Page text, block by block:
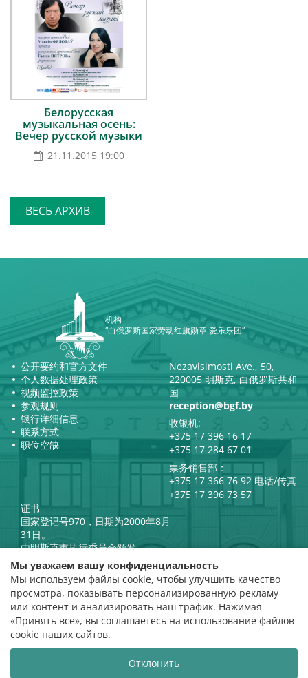
Белорусская
музыкальная осень:
Вечер русской музыки
21.11.2015 19:00
ВЕСЬ АРХИВ
机构
“白俄罗斯国家劳动红旗勋章 爱乐乐团”
公开要约和官方文件
个人数据处理政策
视频监控政策
参观规则
银行详细信息
联系方式
职位空缺
Nezavisimosti Ave., 50,
220005 明斯克, 白俄罗斯共和
国
reception@bgf.by
收银机:
+375 17 396 16 17
+375 17 284 67 01
票务销售部：
+375 17 366 76 92 电话/传真
+375 17 396 73 57
证书
国家登记号970，日期为2000年8月
31日。
由明斯克市执行委员会颁发。
白俄罗斯共和国总统官方互联网
白俄罗斯共和国文化部
门户网站
评级评估
Мы уважаем вашу конфиденциальность
Мы используем файлы cookie, чтобы улучшить качество
просмотра, показывать персонализированную рекламу
или контент и анализировать наш трафик. Нажимая
«Принять все», вы соглашаетесь на использование файлов
cookie наших сайтов.
Отклонить